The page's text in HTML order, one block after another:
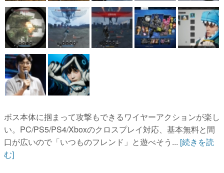
ボス本体に掴まって攻撃もできるワイヤーアクションが楽し
い。PC/PS5/PS4/Xboxのクロスプレイ対応、基本無料と間
口が広いので「いつものフレンド」と遊べそう... [続きを読
む]